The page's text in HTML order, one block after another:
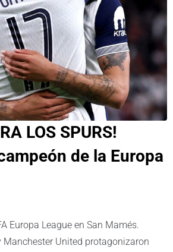
LOS SPURS!
de la Europa
Europa League en San Mamés.
United protagonizaron